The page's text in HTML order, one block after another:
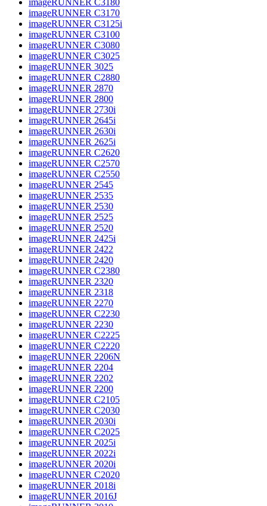
imageRUNNER C3170
imageRUNNER C3125i
imageRUNNER C3100
imageRUNNER C3080
imageRUNNER C3025
imageRUNNER 3025
imageRUNNER C2880
imageRUNNER 2870
imageRUNNER 2800
imageRUNNER 2730i
imageRUNNER 2645i
imageRUNNER 2630i
imageRUNNER 2625i
imageRUNNER C2620
imageRUNNER C2570
imageRUNNER C2550
imageRUNNER 2545
imageRUNNER 2535
imageRUNNER 2530
imageRUNNER 2525
imageRUNNER 2520
imageRUNNER 2425i
imageRUNNER 2422
imageRUNNER 2420
imageRUNNER C2380
imageRUNNER 2320
imageRUNNER 2318
imageRUNNER 2270
imageRUNNER C2230
imageRUNNER 2230
imageRUNNER C2225
imageRUNNER C2220
imageRUNNER 2206N
imageRUNNER 2204
imageRUNNER 2202
imageRUNNER 2200
imageRUNNER C2105
imageRUNNER C2030
imageRUNNER 2030i
imageRUNNER C2025
imageRUNNER 2025i
imageRUNNER 2022i
imageRUNNER 2020i
imageRUNNER C2020
imageRUNNER 2018i
imageRUNNER 2016J